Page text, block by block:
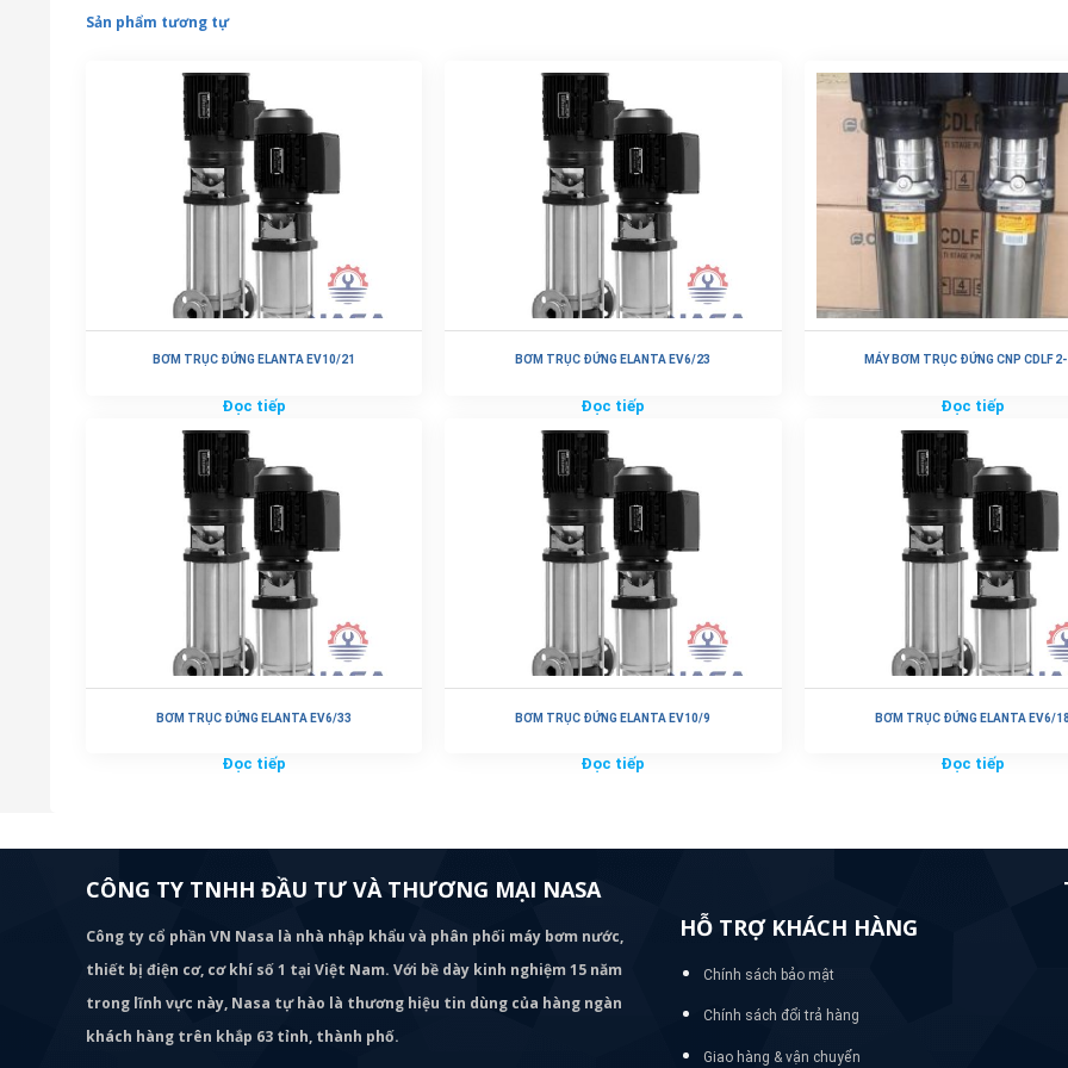
Sản phẩm tương tự
BƠM TRỤC ĐỨNG ELANTA EV10/21
Đọc tiếp
BƠM TRỤC ĐỨNG ELANTA EV6/23
Đọc tiếp
MÁY BƠM TRỤC ĐỨNG CNP CDLF
Đọc tiếp
BƠM TRỤC ĐỨNG ELANTA EV6/33
Đọc tiếp
BƠM TRỤC ĐỨNG ELANTA EV10/9
Đọc tiếp
BƠM TRỤC ĐỨNG ELANTA EV6/
Đọc tiếp
CÔNG TY TNHH ĐẦU TƯ VÀ THƯƠNG MẠI NASA
Công ty cổ phần VN Nasa là nhà nhập khẩu và phân phối máy bơm nước,
thiết bị điện cơ, cơ khí số 1 tại Việt Nam. Với bề dày kinh nghiệm 15 năm
trong lĩnh vực này, Nasa tự hào là thương hiệu tin dùng của hàng ngàn
khách hàng trên khắp 63 tỉnh, thành phố.
HỖ TRỢ KHÁCH HÀNG
Chính sách bảo mật
Chính sách đổi trả hàng
Giao hàng & vận chuyển